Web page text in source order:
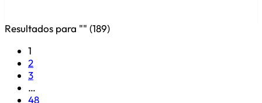
Resultados para "" (189)
1
2
3
…
48